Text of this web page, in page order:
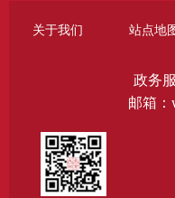
关于我们 站点地
政务
邮箱：